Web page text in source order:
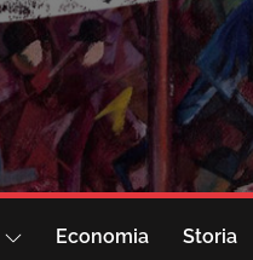
Economia Storia